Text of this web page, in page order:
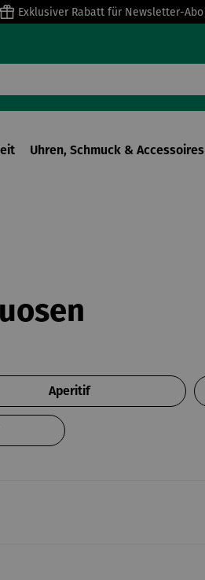
Exklusiver Rabatt für Newsletter-Abo
Uhren, Schmuck & Accessoires
Aperitif